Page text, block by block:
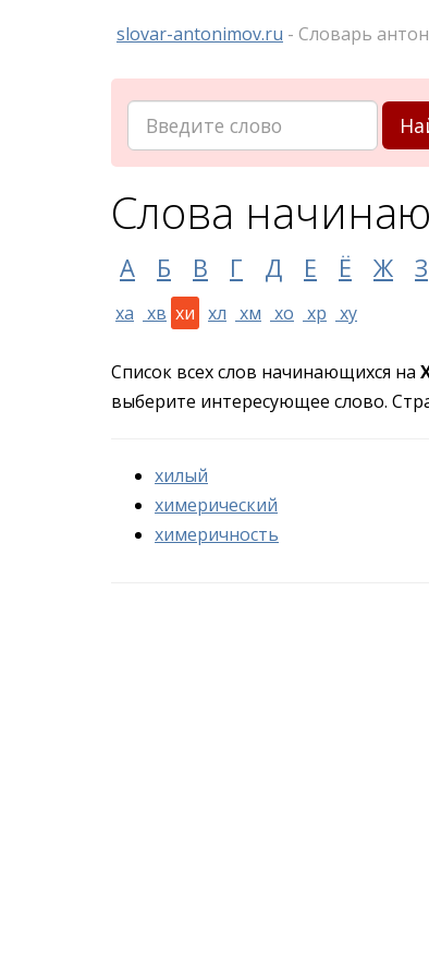
slovar-antonimov.ru - Словарь
Слова
А Б В Г Д Е Ё Ж З
ха хв хи хл хм хо хр ху
Список всех слов начинающихся на
выберите интересующее слово.
хилый
химерический
химеричность